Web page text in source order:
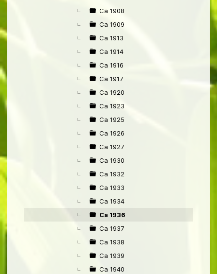
Ca 1908
Ca 1909
Ca 1913
Ca 1914
Ca 1916
Ca 1917
Ca 1920
Ca 1923
Ca 1925
Ca 1926
Ca 1927
Ca 1930
Ca 1932
Ca 1933
Ca 1934
Ca 1936
Ca 1937
Ca 1938
Ca 1939
Ca 1940